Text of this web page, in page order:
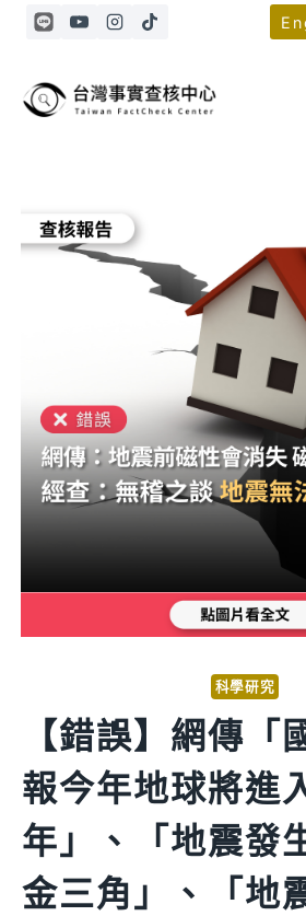
Skip
科學研究
【錯誤】網傳「
報今年地球將進
年」、「地震發
金三角」、「地